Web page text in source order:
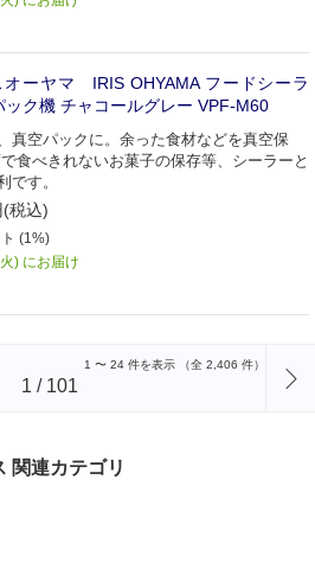
オーヤマ IRIS OHYAMA フードシーラ
ック機 チャコールグレー VPF-M60
真空パックに。余った食材などを真空保
食べきれないお菓子の保存等、シーラーと
です。
(税込)
(1%)
) にお届け
1 〜 24 件を表示 （全 2,406 件）
1 / 101
関連カテゴリ